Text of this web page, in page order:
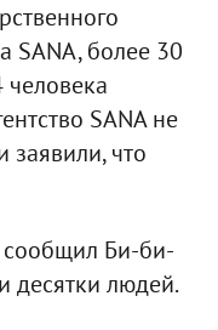
SANA, более 30
SANA не
что
Би-би-
десятки людей.